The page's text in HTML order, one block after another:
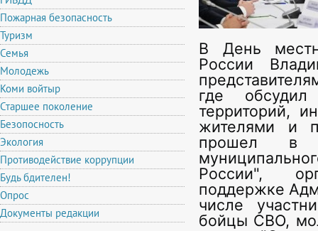
Пожарная безопасность
Туризм
Семья
Молодежь
Коми войтыр
Старшее поколение
Безопосность
Экология
Противодействие коррупции
Будь бдителен!
Опрос
Документы редакции
В День
России
где
территорий,
жителями и
прошел в
России",
поддержке
числе
бойцы СВО,